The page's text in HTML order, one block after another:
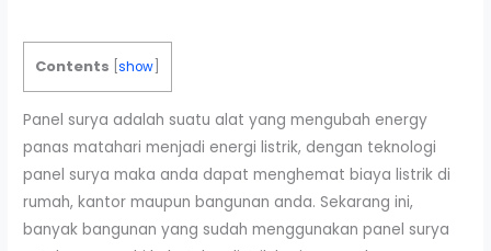
Contents [show
Panel surya adalah suatu alat yang mengubah energy
panas matahari menjadi energi listrik, dengan teknologi
panel surya maka anda dapat menghemat biaya listrik di
rumah, kantor maupun bangunan anda. Sekarang ini,
banyak bangunan yang sudah menggunakan panel surya